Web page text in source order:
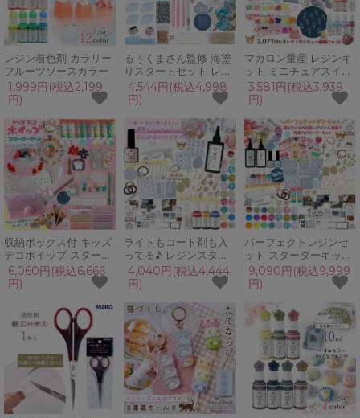
レジン着色剤 カラリー
フルーツソースカラー
1,999円(税込2,199
円)
るぅくまさん監修 海塗
りスタートセット レジ
ンキット 親子で 量産
初心者 レジン液 シリコ
ンモールド 着色剤 海ぬ
り マリン 夏休み 工作
小学生 UVレジン
GreenOcean
4,544円(税込4,998
円)
マカロン量産 レジンキ
ット ミニチュアスイー
ツ いちご うさぎ くま
ねこ めんだこ アニマル
キッズ 親子で 量産 初
心者 プレゼント UVレ
ジン 夏休み 工作 自由
研究
3,581円(税込3,939
円)
収納ボックス付 キッズ
デコホイップ スタータ
ーセット 説明書 まさる
ホイップ ケーキ 初心者
親子で 女の子 プレゼン
ト ギフト 送料無料
6,060円(税込6,666
円)
ライトもコート剤も入
ってる♪ レジンスター
ターキット 初心者 説明
書 豪華 アクセサリー
子供 女の子 女子 高学
年 中学生 大人 プレゼ
ント 送料無料
4,040円(税込4,444
円)
パーフェクトレジンセ
ット スターターキット
初心者 説明書 豪華 ア
ニマル マカロン アクセ
サリー 子供 女の子 女
子 大人 まさるの涙 プ
レゼント 送料無料
9,090円(税込9,999
円)